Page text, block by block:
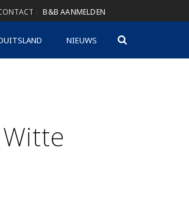
B&B AANMELDEN
NIEUWS